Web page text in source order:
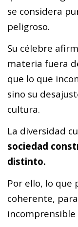
se considera
peligroso.
Su célebre
materia fuera
que lo que
sino su
cultura.
La diversidad
sociedad
distinto.
Por ello, lo que
coherente,